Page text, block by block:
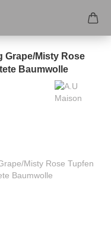
Grape/Misty Rose
Baumwolle